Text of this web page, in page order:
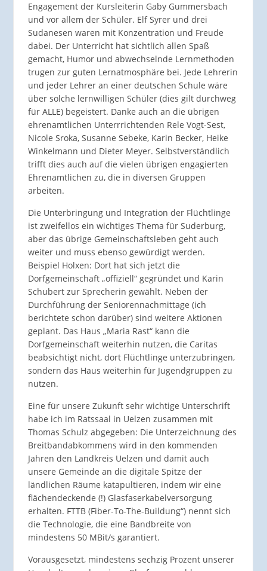
Engagement der Kursleiterin Gaby Gummersbach
und vor allem der Schüler. Elf Syrer und drei
Sudanesen waren mit Konzentration und Freude
dabei. Der Unterricht hat sichtlich allen Spaß
gemacht, Humor und abwechselnde Lernmethoden
trugen zur guten Lernatmosphäre bei. Jede Lehrerin
und jeder Lehrer an einer deutschen Schule wäre
über solche lernwilligen Schüler (dies gilt durchweg
für ALLE) begeistert. Danke auch an die übrigen
ehrenamtlichen Unterrrichtenden Rele Vogt-Sest,
Nicole Sroka, Susanne Sebeke, Karin Becker, Heike
Winkelmann und Dieter Meyer. Selbstverständlich
trifft dies auch auf die vielen übrigen engagierten
Ehrenamtlichen zu, die in diversen Gruppen
arbeiten.
Die Unterbringung und Integration der Flüchtlinge
ist zweifellos ein wichtiges Thema für Suderburg,
aber das übrige Gemeinschaftsleben geht auch
weiter und muss ebenso gewürdigt werden.
Beispiel Holxen: Dort hat sich jetzt die
Dorfgemeinschaft „offiziell“ gegründet und Karin
Schubert zur Sprecherin gewählt. Neben der
Durchführung der Seniorennachmittage (ich
berichtete schon darüber) sind weitere Aktionen
geplant. Das Haus „Maria Rast“ kann die
Dorfgemeinschaft weiterhin nutzen, die Caritas
beabsichtigt nicht, dort Flüchtlinge unterzubringen,
sondern das Haus weiterhin für Jugendgruppen zu
nutzen.
Eine für unsere Zukunft sehr wichtige Unterschrift
habe ich im Ratssaal in Uelzen zusammen mit
Thomas Schulz abgegeben: Die Unterzeichnung des
Breitbandabkommens wird in den kommenden
Jahren den Landkreis Uelzen und damit auch
unsere Gemeinde an die digitale Spitze der
ländlichen Räume katapultieren, indem wir eine
flächendeckende (!) Glasfaserkabelversorgung
erhalten. FTTB (Fiber-To-The-Buildung“) nennt sich
die Technologie, die eine Bandbreite von
mindestens 50 MBit/s garantiert.
Vorausgesetzt, mindestens sechzig Prozent unserer